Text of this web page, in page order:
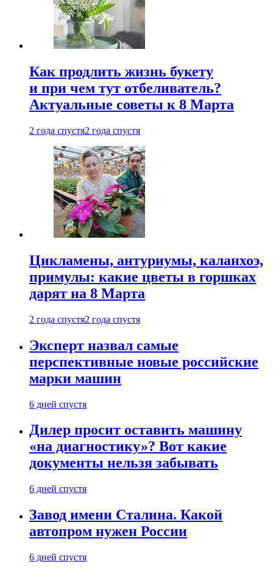
Как продлить жизнь букету
и при чем тут отбеливатель?
Актуальные советы к 8 Марта
2 года спустя2 года спустя
Цикламены, антуриумы, каланхоэ,
примулы: какие цветы в горшках
дарят на 8 Марта
2 года спустя2 года спустя
Эксперт назвал самые
перспективные новые российские
марки машин
6 дней спустя
Дилер просит оставить машину
«на диагностику»? Вот какие
документы нельзя забывать
6 дней спустя
Завод имени Сталина. Какой
автопром нужен России
6 дней спустя